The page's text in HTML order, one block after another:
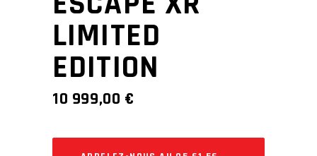
LIMITED
EDITION
10 999,00 €